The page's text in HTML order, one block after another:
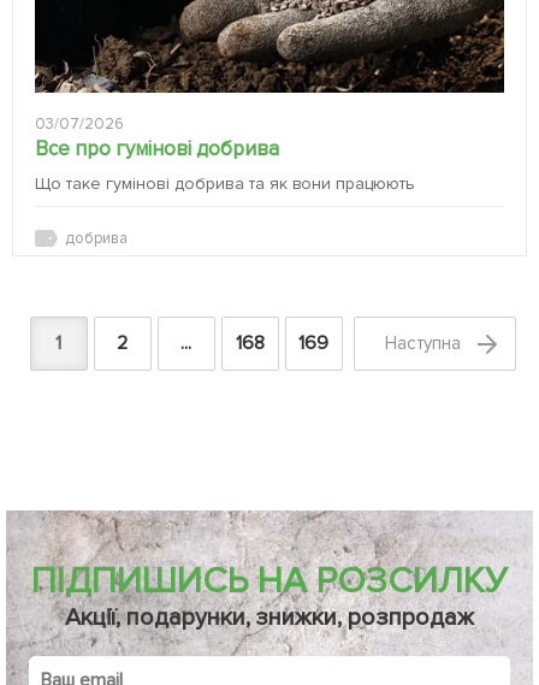
03/07/2026
Все про гумінові добрива
Що таке гумінові добрива та як вони працюють
добрива
1 2 ... 168 169 Наступна
ПІДПИШИСЬ НА РОЗСИЛКУ
Акції, подарунки, знижки, розпродаж